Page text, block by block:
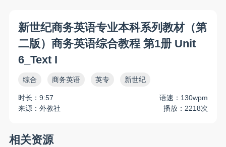
新世纪商务英语专业本科系列教材（第
二版）商务英语综合教程 第1册 Unit
6_Text I
综合 商务英语 英专 新世纪
时长：9:57
语速：130wpm
来源：外教社
播放：2218次
相关资源